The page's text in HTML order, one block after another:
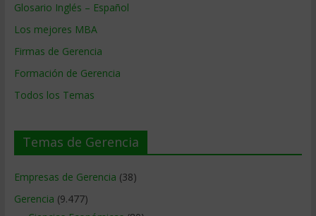
Glosario Inglés – Español
Los mejores MBA
Firmas de Gerencia
Formación de Gerencia
Todos los Temas
Temas de Gerencia
Empresas de Gerencia (38)
Gerencia (9.477)